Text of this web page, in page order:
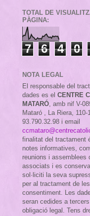
TOTAL DE
PÀGINA:
7 6 4 0
NOTA LEGAL
El responsable del
dades es el CENTRE
MATARÓ , amb nif V-
Mataró , La Riera, 110-
93.790.32.98 i email
finalitat del tractament
notes informatives,
reunions i assemblees
associats i es
sol·liciti la seva
per al tractament de
consentiment. Les
seran cedides a
obligació legal. Tens